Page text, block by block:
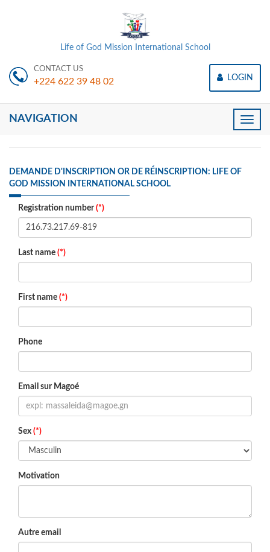
Life of God Mission International School
CONTACT US
+224 622 39 48 02 LOGIN
Toggle
NAVIGATION
DEMANDE D'INSCRIPTION OR DE RÉINSCRIPTION: LIFE OF
GOD MISSION INTERNATIONAL SCHOOL
Registration number(*)
Last name (*)
First name (*)
Phone
Email sur Magoé
Sex (*)
Motivation
Autre email